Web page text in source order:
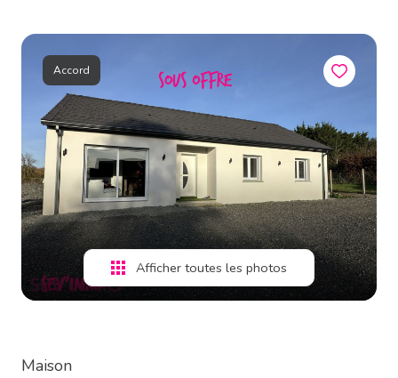
biens
vendus
estimation
e-
mail
contact
Accord
Afficher toutes les photos
Maison